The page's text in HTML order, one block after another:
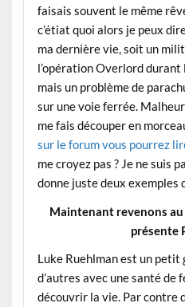
faisais souvent le même
c’étiat quoi alors je peux
ma dernière vie, soit un
l’opération Overlord
mais un problème de
sur une voie ferrée.
me fais découper en
sur le forum vous pourrez
me croyez pas ? Je ne suis
donne juste deux exemples
Maintenant revenons
présente
Luke Ruehlman est un
d’autres avec une santé de
découvrir la vie. Par contre